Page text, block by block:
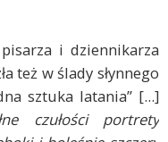
i dziennikarza
też w ślady słynnego
sztuka latania” [...]
czułości portrety